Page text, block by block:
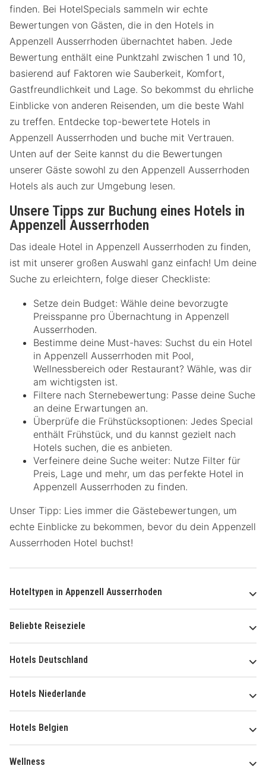
finden. Bei HotelSpecials sammeln wir echte
Bewertungen von Gästen, die in den Hotels in
Appenzell Ausserrhoden übernachtet haben. Jede
Bewertung enthält eine Punktzahl zwischen 1 und 10,
basierend auf Faktoren wie Sauberkeit, Komfort,
Gastfreundlichkeit und Lage. So bekommst du ehrliche
Einblicke von anderen Reisenden, um die beste Wahl
zu treffen. Entdecke top-bewertete Hotels in
Appenzell Ausserrhoden und buche mit Vertrauen.
Unten auf der Seite kannst du die Bewertungen
unserer Gäste sowohl zu den Appenzell Ausserrhoden
Hotels als auch zur Umgebung lesen.
Unsere Tipps zur Buchung eines Hotels in
Appenzell Ausserrhoden
Das ideale Hotel in Appenzell Ausserrhoden zu finden,
ist mit unserer großen Auswahl ganz einfach! Um deine
Suche zu erleichtern, folge dieser Checkliste:
Setze dein Budget: Wähle deine bevorzugte
Preisspanne pro Übernachtung in Appenzell
Ausserrhoden.
Bestimme deine Must-haves: Suchst du ein Hotel
in Appenzell Ausserrhoden mit Pool,
Wellnessbereich oder Restaurant? Wähle, was dir
am wichtigsten ist.
Filtere nach Sternebewertung: Passe deine Suche
an deine Erwartungen an.
Überprüfe die Frühstücksoptionen: Jedes Special
enthält Frühstück, und du kannst gezielt nach
Hotels suchen, die es anbieten.
Verfeinere deine Suche weiter: Nutze Filter für
Preis, Lage und mehr, um das perfekte Hotel in
Appenzell Ausserrhoden zu finden.
Unser Tipp: Lies immer die Gästebewertungen, um
echte Einblicke zu bekommen, bevor du dein Appenzell
Ausserrhoden Hotel buchst!
Hoteltypen in Appenzell Ausserrhoden
Beliebte Reiseziele
Hotels Deutschland
Hotels Niederlande
Hotels Belgien
Wellness